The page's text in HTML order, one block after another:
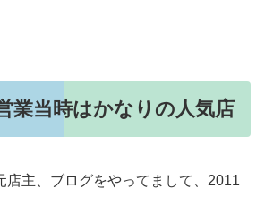
業当時はかなりの人気店
店主、ブログをやってまして、2011